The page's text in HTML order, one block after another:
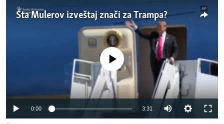
INFOGRAFIKE
KINA NA BALKANU
VIŠE OD NASLOVA
GENOCID U SREBRENICI
PRATITE NAS
Šta Mulerov izveštaj znači za Trampa?
No media source currently available
0:00 3:31